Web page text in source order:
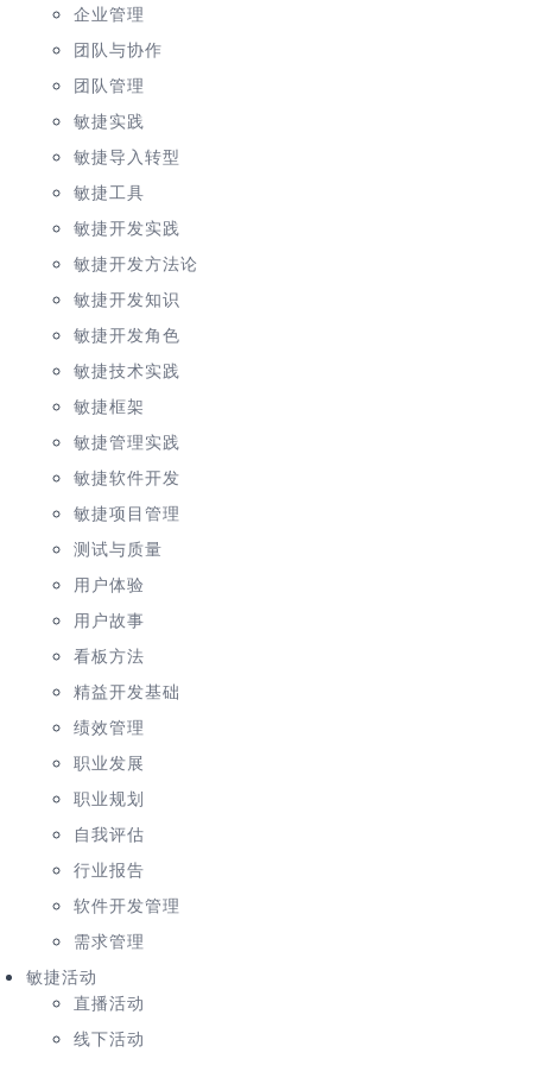
企业管理
团队与协作
团队管理
敏捷实践
敏捷导入转型
敏捷工具
敏捷开发实践
敏捷开发方法论
敏捷开发知识
敏捷开发角色
敏捷技术实践
敏捷框架
敏捷管理实践
敏捷软件开发
敏捷项目管理
测试与质量
用户体验
用户故事
看板方法
精益开发基础
绩效管理
职业发展
职业规划
自我评估
行业报告
软件开发管理
需求管理
敏捷活动
直播活动
线下活动